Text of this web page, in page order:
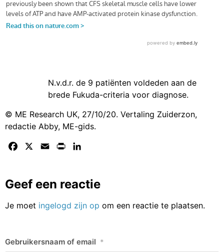
N.v.d.r. de 9 patiënten voldeden aan de
brede Fukuda-criteria voor diagnose.
© ME Research UK, 27/10/20. Vertaling Zuiderzon,
redactie Abby, ME-gids.
Facebook Email Print
Geef een reactie
Je moet ingelogd zijn op om een reactie te plaatsen.
Gebruikersnaam of email *